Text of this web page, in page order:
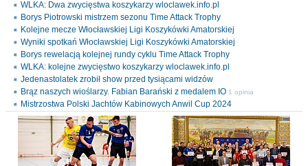
WLKA: Dwa zwycięstwa koszykarzy wloclawek.info.pl
Borys Piotrowski mistrzem sezonu Time Attack Trophy
Kolejne mecze Włocławskiej Ligi Koszykówki Amatorskiej
Wyniki spotkań Włocławskiej Ligi Koszykówki Amatorskiej
Borys rewelacją kolejnej rundy cyklu Time Attack Trophy
WLKA: kolejne zwycięstwo koszykarzy wloclawek.info.pl
Jedenastolatek zrobił show przed tysiącami widzów
Brąz naszych wioślarzy. Fabian Barański z medalem IO 1 opinia
Mistrzostwa Polski Jachtów Kabinowych Anwil Cup 2024